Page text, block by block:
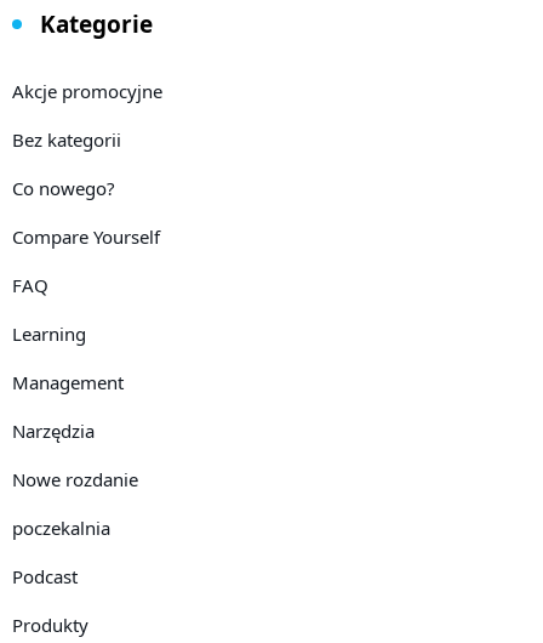
Kategorie
Akcje promocyjne
Bez kategorii
Co nowego?
Compare Yourself
FAQ
Learning
Management
Narzędzia
Nowe rozdanie
poczekalnia
Podcast
Produkty